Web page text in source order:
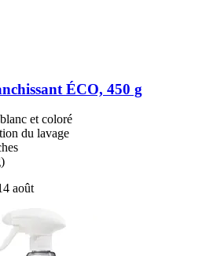
ÉCO, 450 g
et coloré
du lavage
août